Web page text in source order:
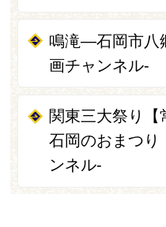
鳴滝―石岡市
画チャンネル-
関東三大祭り【
石岡のおまつ
ンネル-